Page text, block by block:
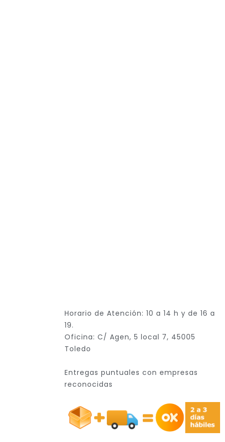
Horario de Atención: 10 a 14 h y de 16 a
19.
Oficina: C/ Agen, 5 local 7, 45005
Toledo
Entregas puntuales con empresas
reconocidas